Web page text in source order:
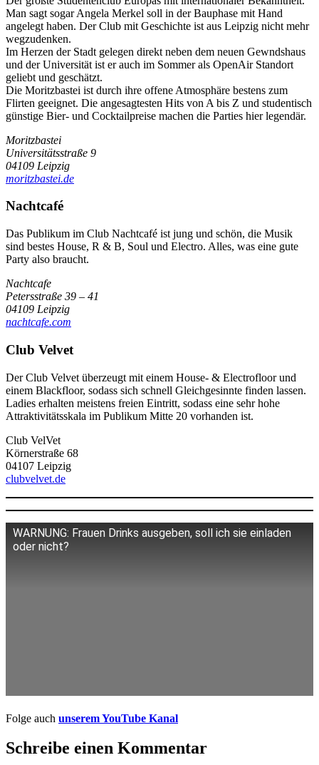
Man sagt sogar Angela Merkel soll in der Bauphase mit Hand
angelegt haben. Der Club mit Geschichte ist aus Leipzig nicht mehr
wegzudenken.
Im Herzen der Stadt gelegen direkt neben dem neuen Gewndshaus
und der Universität ist er auch im Sommer als OpenAir Standort
geliebt und geschätzt.
Die Moritzbastei ist durch ihre offene Atmosphäre bestens zum
Flirten geeignet. Die angesagtesten Hits von A bis Z und studentisch
günstige Bier- und Cocktailpreise machen die Parties hier legendär.
Moritzbastei
Universitätsstraße 9
04109 Leipzig
moritzbastei.de
Nachtcafé
Das Publikum im Club Nachtcafé ist jung und schön, die Musik
sind bestes House, R & B, Soul und Electro. Alles, was eine gute
Party also braucht.
Nachtcafe
Petersstraße 39 – 41
04109 Leipzig
nachtcafe.com
Club Velvet
Der Club Velvet überzeugt mit einem House- & Electrofloor und
einem Blackfloor, sodass sich schnell Gleichgesinnte finden lassen.
Ladies erhalten meistens freien Eintritt, sodass eine sehr hohe
Attraktivitätsskala im Publikum Mitte 20 vorhanden ist.
Club VelVet
Körnerstraße 68
04107 Leipzig
clubvelvet.de
WARNUNG: Frauen Drinks ausgeben, soll ich sie einladen
oder nicht?
Folge auch unserem YouTube Kanal
Schreibe einen Kommentar